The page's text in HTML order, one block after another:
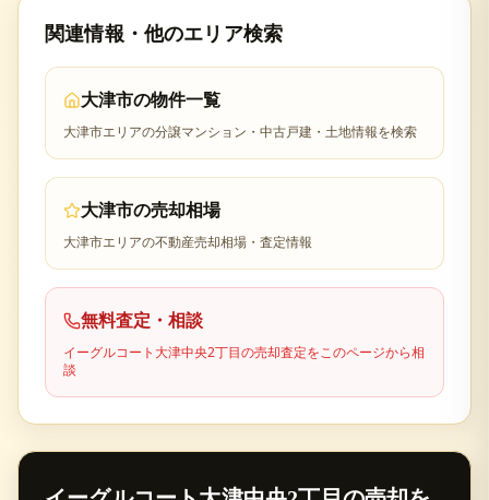
関連情報・他のエリア検索
大津市の物件一覧
大津市エリアの分譲マンション・中古戸建・土地情報を検索
大津市の売却相場
大津市エリアの不動産売却相場・査定情報
無料査定・相談
イーグルコート大津中央2丁目の売却査定をこのページから相
談